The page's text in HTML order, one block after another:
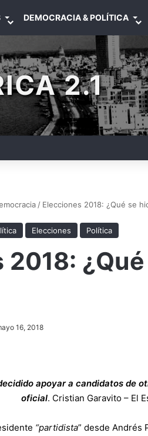
DEMOCRACIA & POLÍTICA
2.1
/ Elecciones 2018: ¿Qué se
Elecciones Política
2018:
16, 2018
apoyar a candidatos de
oficial. Cristian Garavito – El
“partidista” desde Andrés